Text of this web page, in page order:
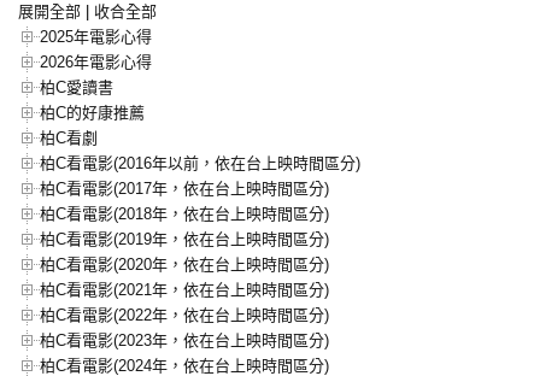
展開全部 | 收合全部
2025年電影心得
2026年電影心得
柏C愛讀書
柏C的好康推薦
柏C看劇
柏C看電影(2016年以前，依在台上映時間區分)
柏C看電影(2017年，依在台上映時間區分)
柏C看電影(2018年，依在台上映時間區分)
柏C看電影(2019年，依在台上映時間區分)
柏C看電影(2020年，依在台上映時間區分)
柏C看電影(2021年，依在台上映時間區分)
柏C看電影(2022年，依在台上映時間區分)
柏C看電影(2023年，依在台上映時間區分)
柏C看電影(2024年，依在台上映時間區分)